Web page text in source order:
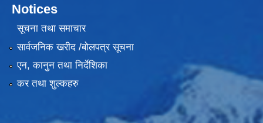
Notices
सूचना तथा समाचार
सार्वजनिक खरीद /बोलपत्र सूचना
एन, कानुन तथा निर्देशिका
कर तथा शुल्कहरु